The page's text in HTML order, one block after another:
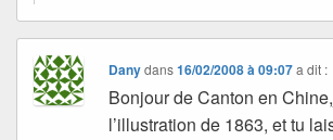
Danydans16/02/2008 à 09:07 a dit :
Bonjour de Canton en
l’illustration de 1863, et tu